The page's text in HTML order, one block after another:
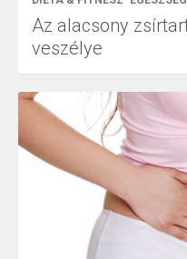
Az alacsony
veszélye